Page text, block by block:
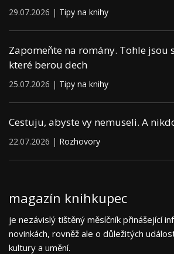
29.07.2026 | Tipy na knihy
Zapomeňte na romány. Tohle jsou
které berou dech
25.07.2026 | Tipy na knihy
Cestuju, abyste vy nemuseli. A
22.07.2026 | Rozhovory
magazín knihkupec
je nezávislý tištěný měsíčník přinášející
novinkách, rovněž ale o důležitých
kultury a umění.